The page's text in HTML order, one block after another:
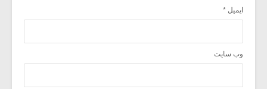
ایمیل *
وب‌ سایت